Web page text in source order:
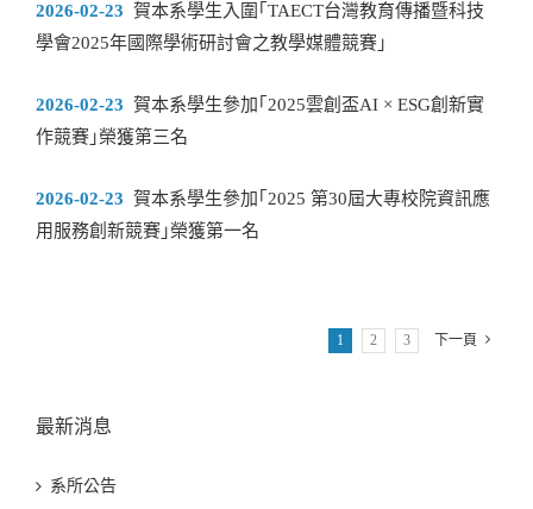
2026-02-23 賀本系學生入圍｢TAECT台灣教育傳播暨科技
學會2025年國際學術研討會之教學媒體競賽｣
2026-02-23 賀本系學生參加｢2025雲創盃AI × ESG創新實
作競賽｣榮獲第三名
2026-02-23 賀本系學生參加｢2025 第30屆大專校院資訊應
用服務創新競賽｣榮獲第一名
1 2 3 下一頁
最新消息
系所公告